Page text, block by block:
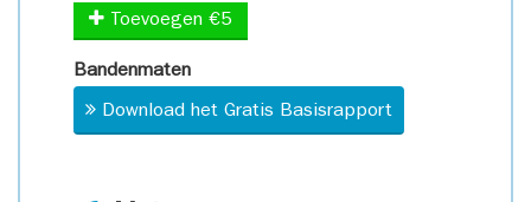
Toevoegen €5
Bandenmaten
Download het Gratis Basisrapport